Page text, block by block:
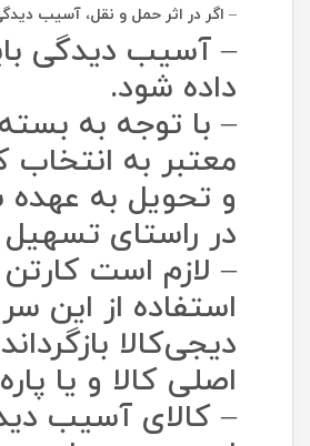
– اگر در اثر حمل و نقل، آسیب
داده شود.
– با توجه به
معتبر به انتخاب
و تحویل به
در راستای
– لازم است
استفاده از این
دیجی‌کالا
اصلی کالا و یا
– کالای آسیب